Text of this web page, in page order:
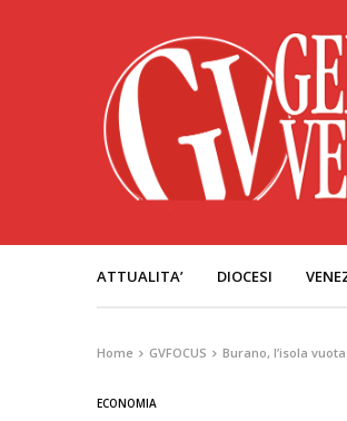
ATTUALITA’ DIOCESI
Home GVFOCUS Burano, l’isola
ECONOMIA